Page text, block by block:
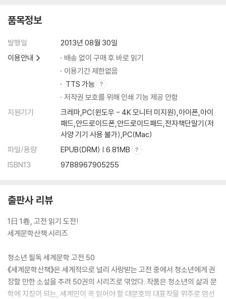
품목정보
발행일
2013년 08월 30일
이용안내
배송 없이 구매 후 바로 읽기
이용기간 제한없음
TTS 가능
저작권 보호를 위해 인쇄 기능 제공 안함
지원기기
크레마,PC(윈도우 - 4K 모니터 미지원),아이폰,아이
패드,안드로이드폰,안드로이드패드,전자책단말기(저
사양 기기 사용 불가),PC(Mac)
파일/용량
EPUB(DRM) | 6.81MB
ISBN13
9788967905255
출판사 리뷰
1日 1卷, 고전 읽기 도전!
세계문학산책 시리즈
청소년 필독 세계문학 고전 50
《세계문학산책》은 세계적으로 널리 사랑받는 고전 중에서 청소년에게 권
장할 만한 소설을 추려 50권의 시리즈로 엮었다. 작품은 청소년의 삶과 문
학에 지침이 되는, 세계인이 꼭 읽어야 할 대문호의 대표작을 위주로 엄선